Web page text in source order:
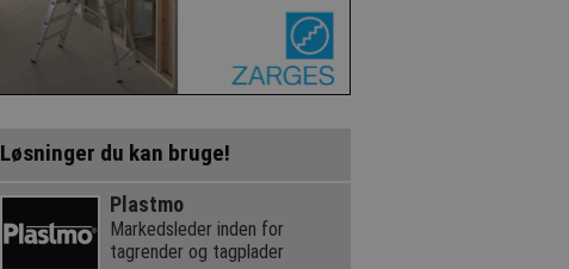
Løsninger du kan bruge!
Plastmo
Markedsleder inden for
tagrender og tagplader